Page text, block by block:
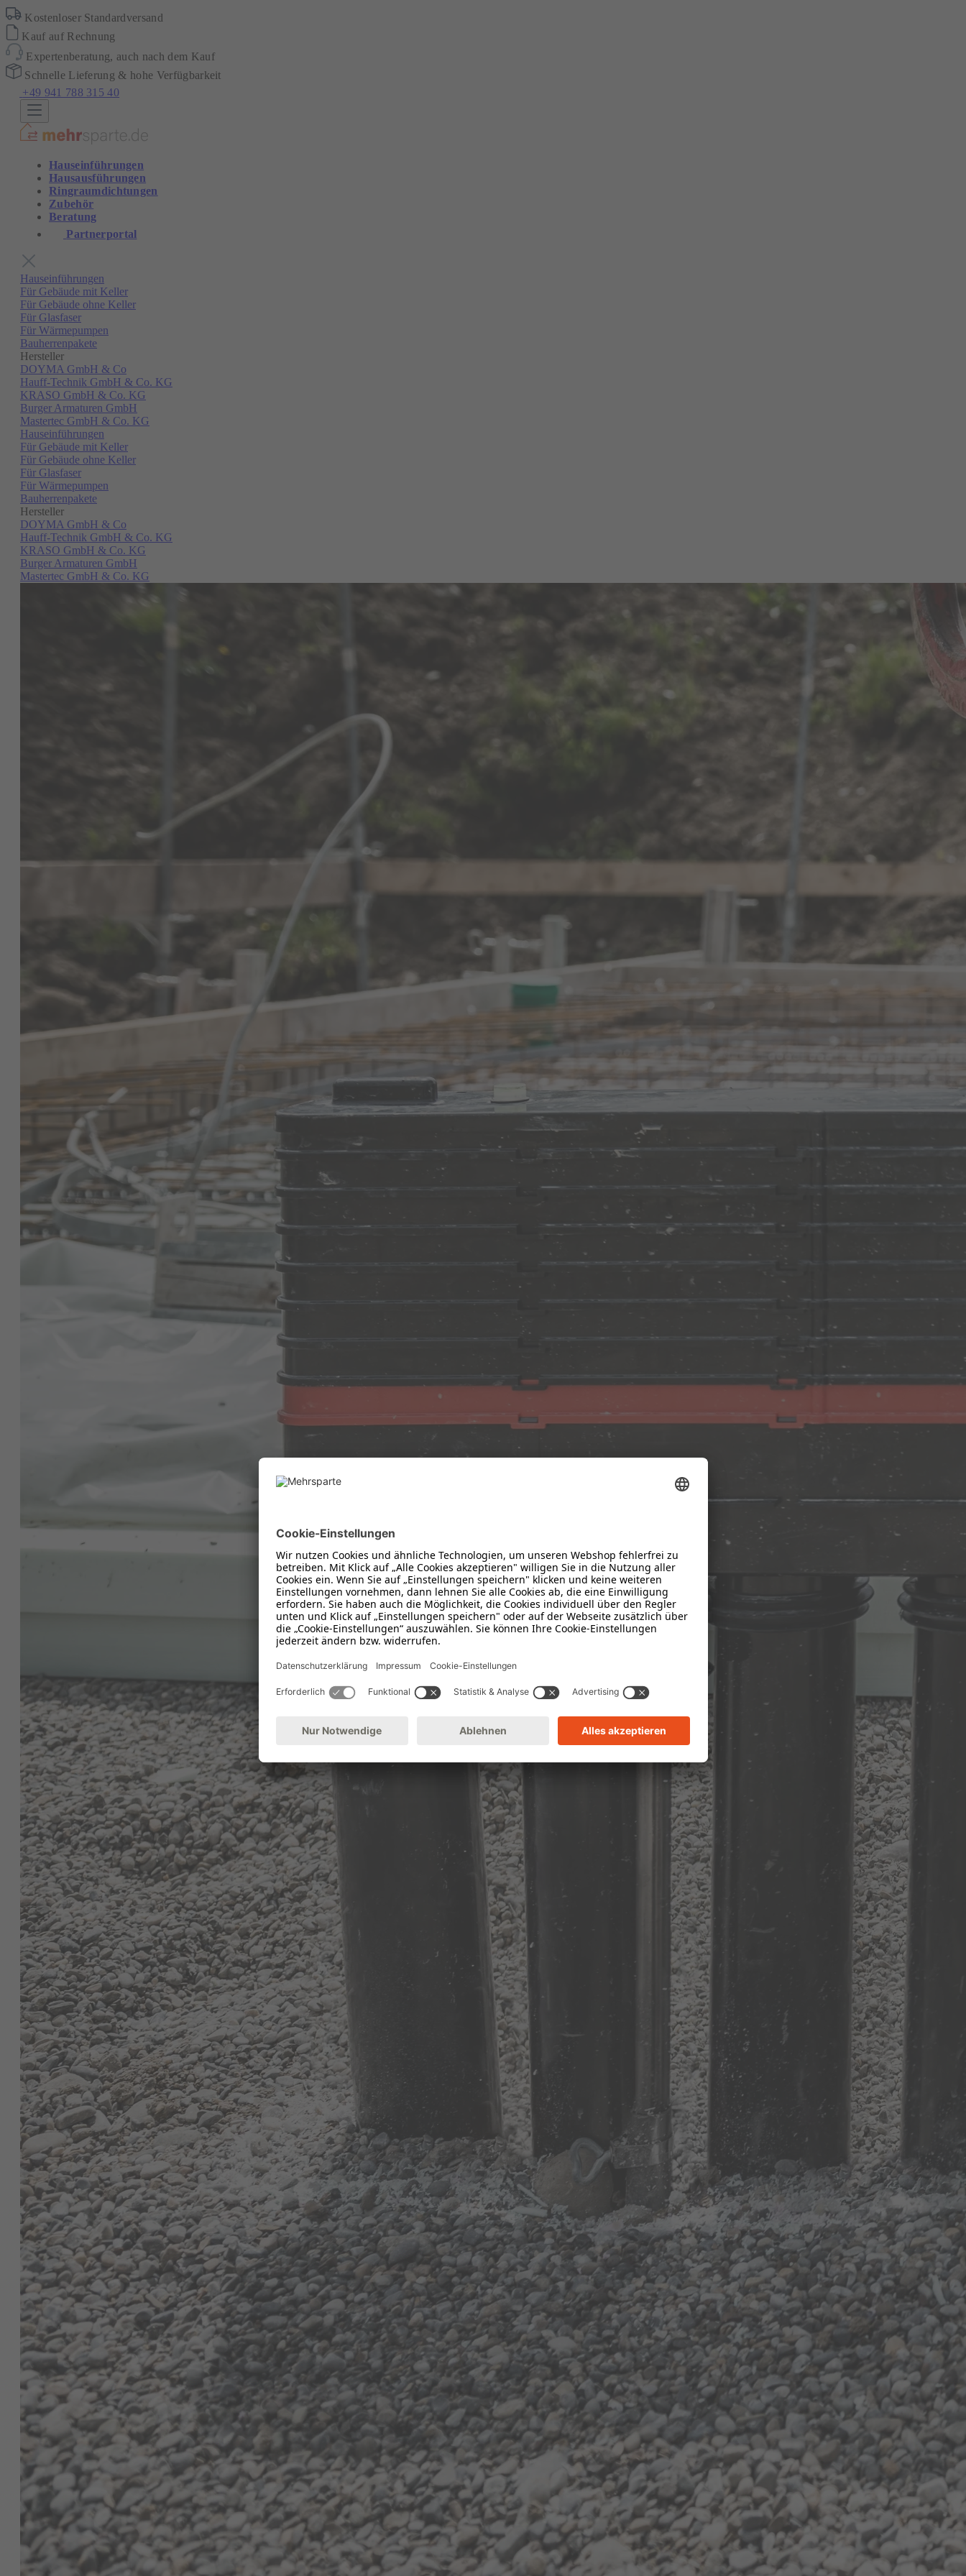
Kostenloser Standardversand
Kauf auf Rechnung
Expertenberatung, auch nach dem Kauf
Schnelle Lieferung & hohe Verfügbarkeit
+49 941 788 315 40
Hauseinführungen
Hausausführungen
Ringraumdichtungen
Zubehör
Beratung
Partnerportal
Hauseinführungen
Für Gebäude mit Keller
Für Gebäude ohne Keller
Für Glasfaser
Für Wärmepumpen
Bauherrenpakete
Hersteller
DOYMA GmbH & Co
Hauff-Technik GmbH & Co. KG
KRASO GmbH & Co. KG
Burger Armaturen GmbH
Mastertec GmbH & Co. KG
Hauseinführungen
Für Gebäude mit Keller
Für Gebäude ohne Keller
Für Glasfaser
Für Wärmepumpen
Bauherrenpakete
Hersteller
DOYMA GmbH & Co
Hauff-Technik GmbH & Co. KG
KRASO GmbH & Co. KG
Burger Armaturen GmbH
Mastertec GmbH & Co. KG